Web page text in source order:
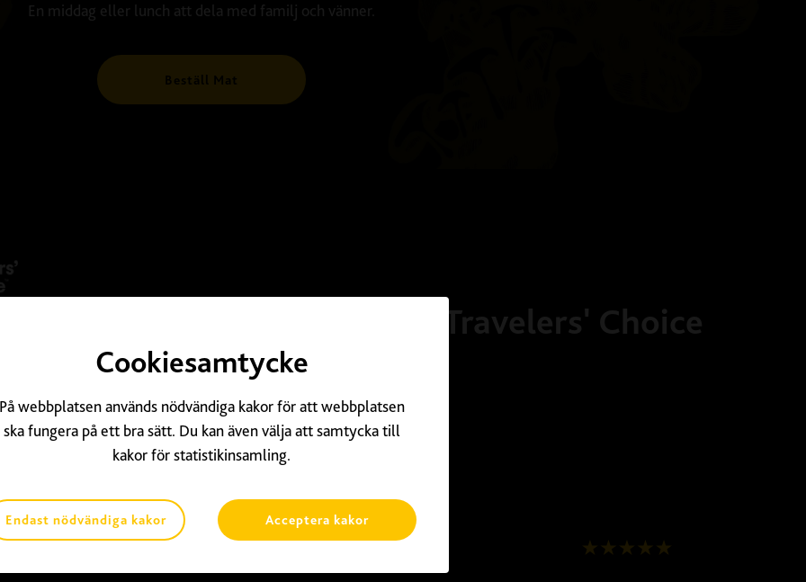
En middag eller lunch att dela med familj och vänner.
Beställ Mat
Tripadvisor Travelers' Choice
Cookiesamtycke
webbplatsen används nödvändiga kakor för att webbplatsen
ska fungera på ett bra sätt. Du kan även välja att samtycka till
kakor för statistikinsamling.
Endast nödvändiga kakor Acceptera kakor